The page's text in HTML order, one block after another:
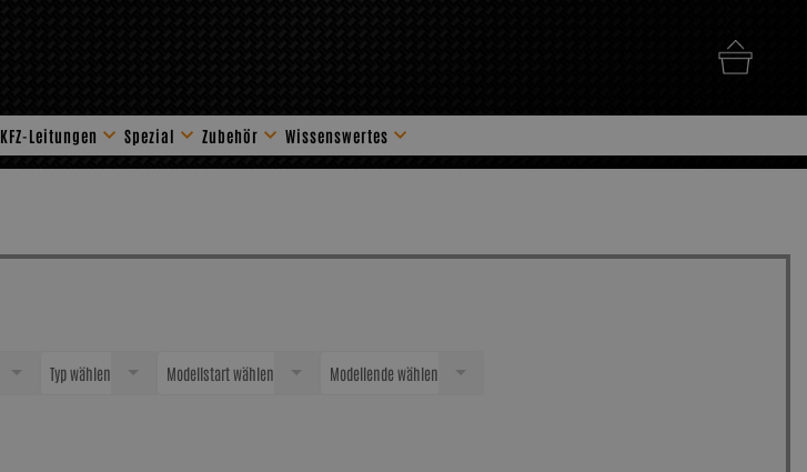
KFZ-Leitungen Spezial Zubehör
Stahlflex Zubehör
Wissenswertes
Typ wählen Modellstart wählen Modellende wählen